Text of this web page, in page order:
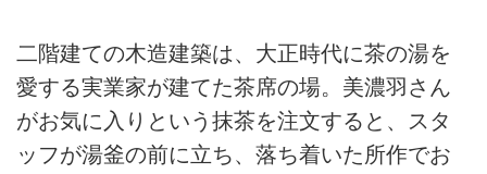
二階建ての木造建築は、大正時代に茶の湯を
愛する実業家が建てた茶席の場。美濃羽さん
がお気に入りという抹茶を注文すると、スタ
ッフが湯釜の前に立ち、落ち着いた所作でお